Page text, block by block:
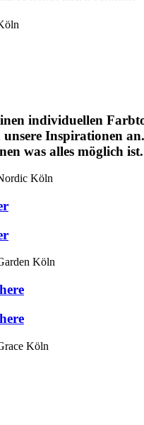
individuellen
unsere Inspirationen
was alles möglich ist.